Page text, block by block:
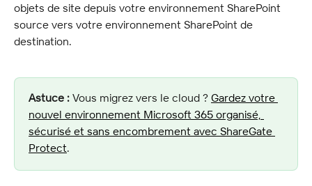
objets de site depuis votre environnement SharePoint
source vers votre environnement SharePoint de
destination.
Astuce : Vous migrez vers le cloud ? Gardez votre
nouvel environnement Microsoft 365 organisé,
sécurisé et sans encombrement avec ShareGate
Protect.